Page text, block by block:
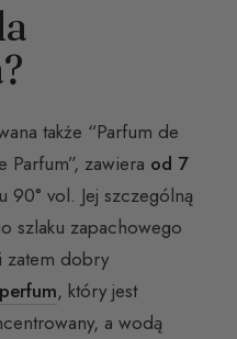
także “Parfum de
Parfum”, zawiera od 7
90° vol. Jej szczególną
szlaku zapachowego
zatem dobry
, który jest
a wodą